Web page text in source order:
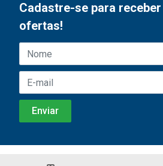
Cadastre-se para
ofertas!